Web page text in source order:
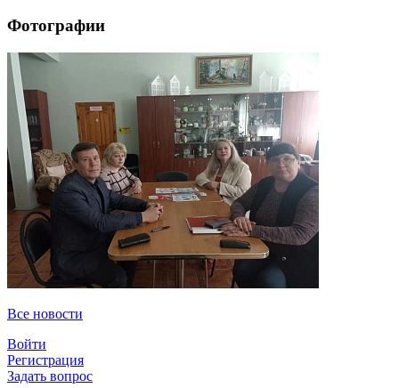
Фотографии
Все новости
Войти
Регистрация
Задать вопрос